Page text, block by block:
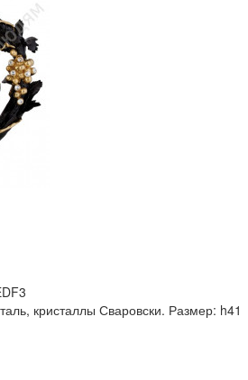
кристаллы Сваровски. Размер: h41